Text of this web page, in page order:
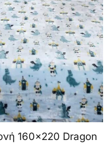
160×220 Dragon